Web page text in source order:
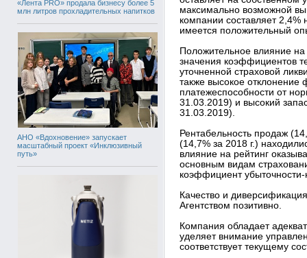
«Лента PRO» продала бизнесу более 5
млн литров прохладительных напитков
АНО «Вдохновение» запускает
масштабный проект «Инклюзивный
путь»
максимально возможной
компании составляет
имеется положительный
Положительное влияние
значения коэффициентов
уточненной страховой
также высокое отклонение
платежеспособности от
31.03.2019) и высокий
31.03.2019).
Рентабельность продаж
(14,7% за 2018 г.)
влияние на рейтинг
основным видам
коэффициент убыточности-
Качество и
Агентством позитивно.
Компания обладает
уделяет внимание
соответствует текущему